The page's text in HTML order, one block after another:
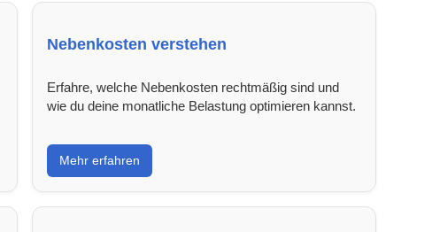
Nebenkosten verstehen
Erfahre, welche Nebenkosten rechtmäßig sind und
wie du deine monatliche Belastung optimieren kannst.
Mehr erfahren